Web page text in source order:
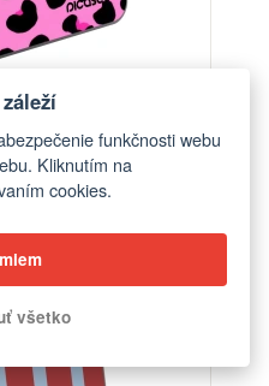
000 mAh Šedá - Pink
funkčnosti webu
Kliknutím na
cookies.
všetko